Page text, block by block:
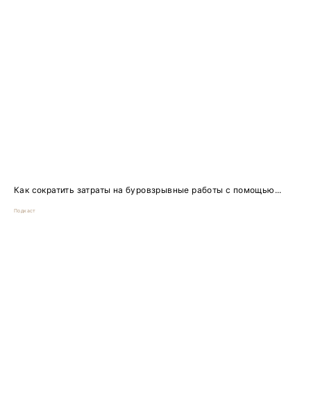
Как сократить затраты на буровзрывные работы с помощью...
Подкаст